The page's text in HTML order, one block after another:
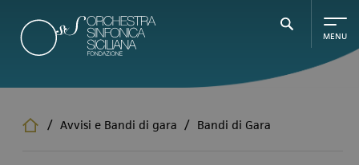
contenuto
principale
/ Avvisi e Bandi di gara / Bandi di Gara